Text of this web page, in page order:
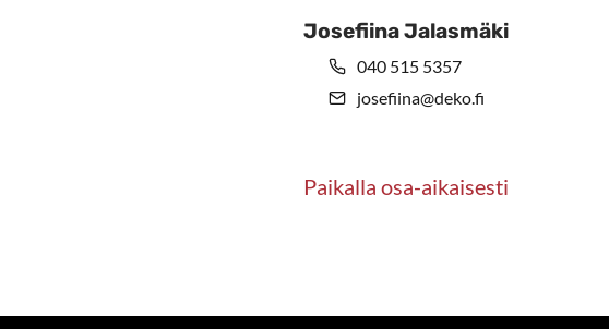
Josefiina Jalasmäki
040 515 5357
josefiina@deko.fi
Paikalla osa-aikaisesti